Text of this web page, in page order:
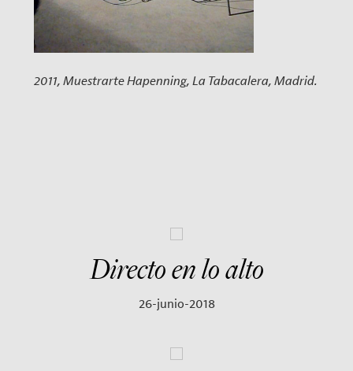
2011, Muestrarte Hapenning, La Tabacalera, Madrid.
Directo en lo alto
26-junio-2018